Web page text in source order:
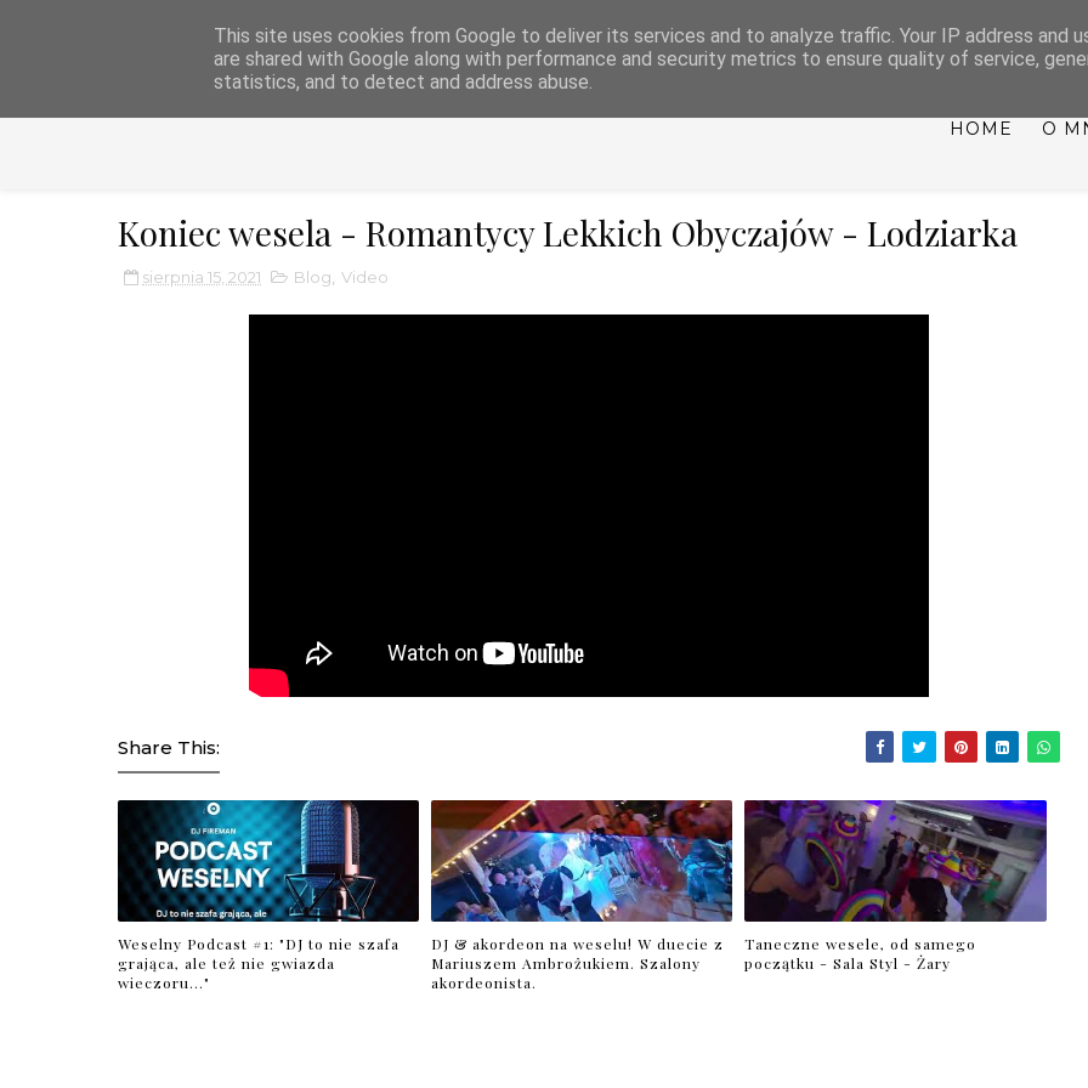
DJ FIREMAN - EVENTY, WESELA, IMPREZY
HOME O
Koniec wesela - Romantycy Lekkich Obyczajów - Lodziarka
sierpnia 15, 2021 Blog Video
Share This:
Weselny Podcast #1: "DJ to nie szafa
grająca, ale też nie gwiazda
wieczoru..."
DJ & akordeon na weselu! W duecie z
Mariuszem Ambrożukiem. Szalony
akordeonista.
Taneczne wesele, od samego
początku - Sala Styl - Żary
This site uses cookies from Google to deliver its services and to analyze traffic. Your IP address and
are shared with Google along with performance and security metrics to ensure quality of service,
statistics, and to detect and address abuse.